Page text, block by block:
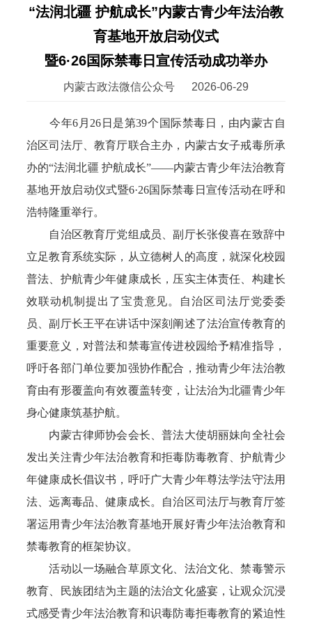
“法润北疆 护航成长”内蒙古青少年法治教
育基地开放启动仪式
暨6·26国际禁毒日宣传活动成功举办
内蒙古政法微信公众号 2026-06-29
今年6月26日是第39个国际禁毒日，由内蒙古自
治区司法厅、教育厅联合主办，内蒙古女子戒毒所承
办的“法润北疆 护航成长”——内蒙古青少年法治教育
基地开放启动仪式暨6·26国际禁毒日宣传活动在呼和
浩特隆重举行。
自治区教育厅党组成员、副厅长张俊喜在致辞中
立足教育系统实际，从立德树人的高度，就深化校园
普法、护航青少年健康成长，压实主体责任、构建长
效联动机制提出了宝贵意见。自治区司法厅党委委
员、副厅长王平在讲话中深刻阐述了法治宣传教育的
重要意义，对普法和禁毒宣传进校园给予精准指导，
呼吁各部门单位要加强协作配合，推动青少年法治教
育由有形覆盖向有效覆盖转变，让法治为北疆青少年
身心健康筑基护航。
内蒙古律师协会会长、普法大使胡丽妹向全社会
发出关注青少年法治教育和拒毒防毒教育、护航青少
年健康成长倡议书，呼吁广大青少年尊法学法守法用
法、远离毒品、健康成长。自治区司法厅与教育厅签
署运用青少年法治教育基地开展好青少年法治教育和
禁毒教育的框架协议。
活动以一场融合草原文化、法治文化、禁毒警示
教育、民族团结为主题的法治文化盛宴，让观众沉浸
式感受青少年法治教育和识毒防毒拒毒教育的紧迫性